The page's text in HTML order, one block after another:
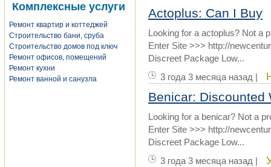
Комплексные услуги
Ремонт квартир и коттеджей
Строительство бани, сруба
Строительство домов под ключ
Ремонт офисов, помещений
Ремонт кухни
Ремонт ванной и санузла
Actoplus: Can I Buy
Looking for a actoplus? Not a
Enter Site >>> http://
Discreet Package Low...
3 года 3 месяца назад |
Benicar: Discounted
Looking for a benicar? Not a
Enter Site >>> http://
Discreet Package Low...
3 года 3 месяца назад |